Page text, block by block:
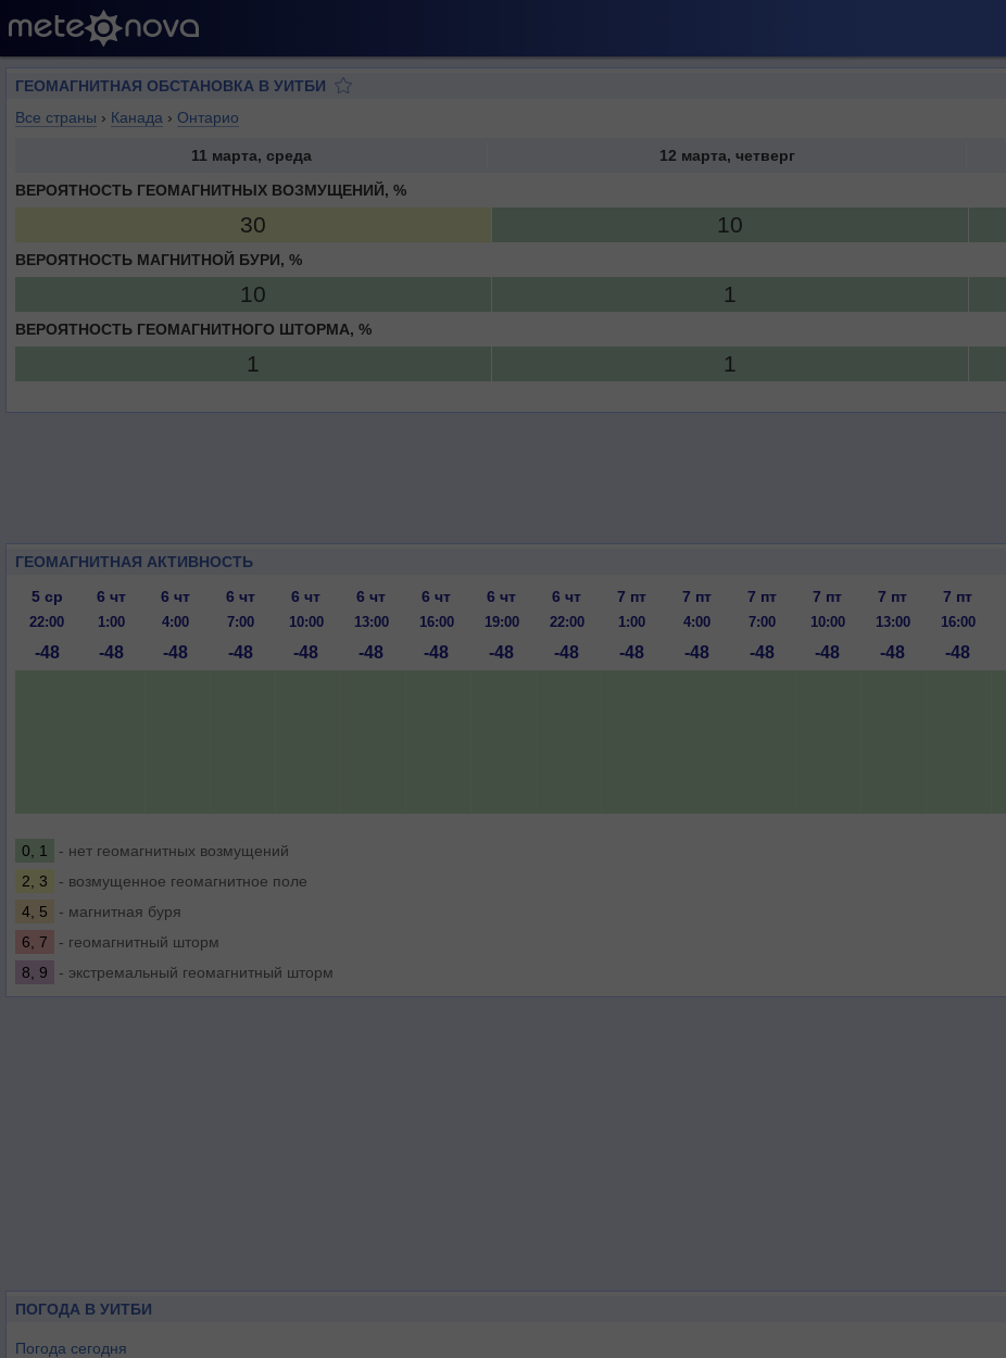
ГЕОМАГНИТНАЯ ОБСТАНОВКА В УИТБИ
Все страны › Канада › Онтарио
11 марта, среда 12 марта, четверг
ВЕРОЯТНОСТЬ ГЕОМАГНИТНЫХ ВОЗМУЩЕНИЙ, %
30 10
ВЕРОЯТНОСТЬ МАГНИТНОЙ БУРИ, %
10 1
ВЕРОЯТНОСТЬ ГЕОМАГНИТНОГО ШТОРМА, %
1 1
ГЕОМАГНИТНАЯ АКТИВНОСТЬ
5 ср
6 чт 6 чт 6 чт 6 чт 6 чт 6 чт 6 чт 6 чт 7 пт 7 пт 7 пт 7 пт 7 пт 7 пт
22:00 1:00 4:00 7:00 10:00 13:00 16:00 19:00 22:00 1:00 4:00 7:00 10:00 13:00 16:00
-48 -48 -48 -48 -48 -48 -48 -48 -48 -48 -48 -48 -48 -48 -48
0, 1
- нет геомагнитных возмущений
2, 3
- возмущенное геомагнитное поле
4, 5
- магнитная буря
6, 7
- геомагнитный шторм
8, 9
- экстремальный геомагнитный шторм
ПОГОДА В УИТБИ
Погода сегодня